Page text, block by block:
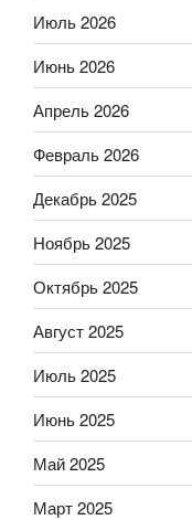
Июль 2026
Июнь 2026
Апрель 2026
Февраль 2026
Декабрь 2025
Ноябрь 2025
Октябрь 2025
Август 2025
Июль 2025
Июнь 2025
Май 2025
Март 2025